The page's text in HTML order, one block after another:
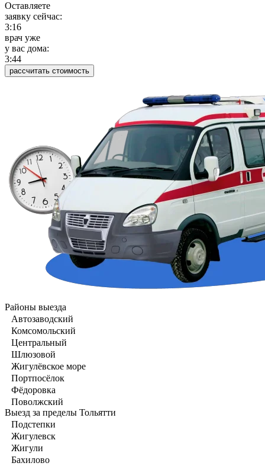
Оставляете
заявку сейчас:
3:16
врач уже
у вас дома:
3:45
рассчитать стоимость
Районы выезда
Автозаводский
Комсомольский
Центральный
Шлюзовой
Жигулёвское море
Портпосёлок
Фёдоровка
Поволжский
Выезд за пределы Тольятти
Подстепки
Жигулевск
Жигули
Бахилово